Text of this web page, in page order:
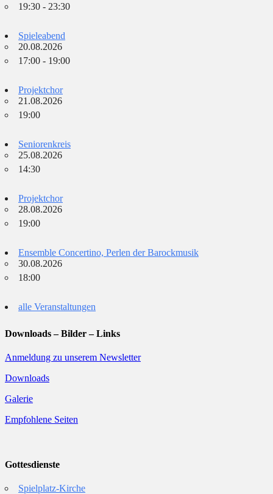
19:30 - 23:30
Spieleabend
20.08.2026
17:00 - 19:00
Projektchor
21.08.2026
19:00
Seniorenkreis
25.08.2026
14:30
Projektchor
28.08.2026
19:00
Ensemble Concertino, Perlen der Barockmusik
30.08.2026
18:00
alle Veranstaltungen
Downloads – Bilder – Links
Anmeldung zu unserem Newsletter
Downloads
Galerie
Empfohlene Seiten
Gottesdienste
Spielplatz-Kirche